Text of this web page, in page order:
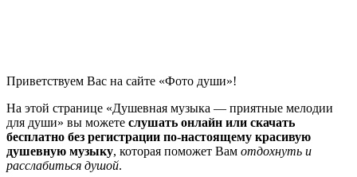
Приветствуем Вас на сайте «Фото души»!
На этой странице «Душевная музыка — приятные мелодии
для души» вы можете слушать онлайн или скачать
бесплатно без регистрации по-настоящему красивую
душевную музыку, которая поможет Вам отдохнуть и
расслабиться душой.